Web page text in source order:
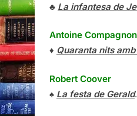
♣ La infantesa de
Antoine Compagnon
♦ Quaranta nits
Robert Coover
♠ La festa de Gerald.